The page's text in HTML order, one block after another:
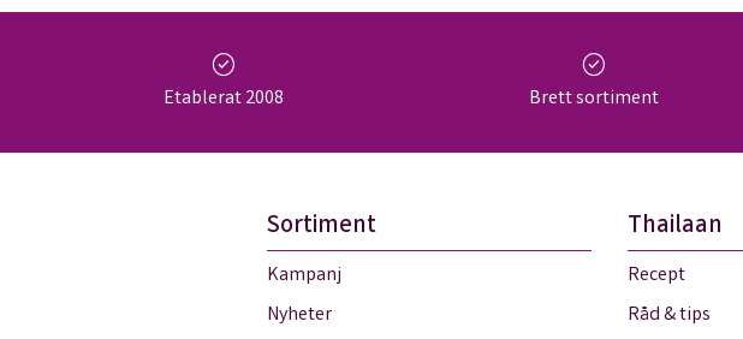
check_circle
Etablerat 2008
check_circle
Brett sortiment
Sortiment
Kampanj
Nyheter
Thailaan
Recept
Råd & tips